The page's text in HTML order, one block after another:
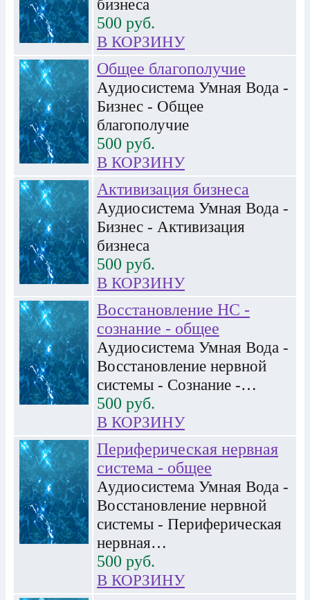
бизнеса
500 руб.
В КОРЗИНУ
Общее благополучие
Аудиосистема Умная Вода -
Бизнес - Общее
благополучие
500 руб.
В КОРЗИНУ
Активизация бизнеса
Аудиосистема Умная Вода -
Бизнес - Активизация
бизнеса
500 руб.
В КОРЗИНУ
Восстановление НС -
сознание - общее
Аудиосистема Умная Вода -
Восстановление нервной
системы - Сознание -…
500 руб.
В КОРЗИНУ
Периферическая нервная
система - общее
Аудиосистема Умная Вода -
Восстановление нервной
системы - Периферическая
нервная…
500 руб.
В КОРЗИНУ